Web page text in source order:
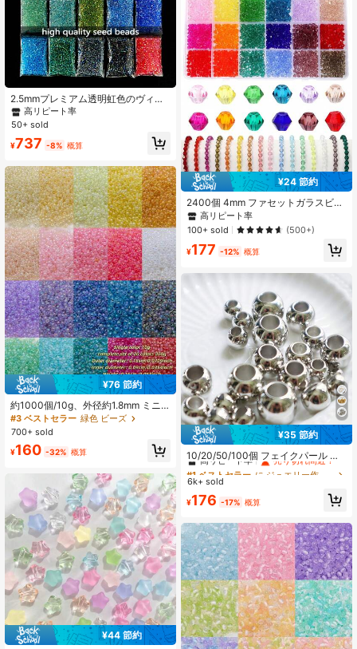
2.5mmプレミアム透明虹色のヴィン
テージシードビーズ 10,000個入りア
クセサリーメイキングキット、25色
DIYクラフト、アクセサリー、刺繍、
ス、家族や友人への贈り物用ビーズ
高リピート率
50+ sold
¥737 -8% 概算
¥76 節約
約1000個/10g、外径約1.8mm ミニ
カラーガラスシードビーズ、ハンド
メイドDIYに適し、ブレスレット、ネ
ックレス、リング、ウェアラブルの
作成に使用できます
#3 ベストセラー 緑色 ビーズ
700+ sold
¥160 -32% 概算
¥44 節約
¥24 節約
2400個 4mm ファセットガラスビー
ズセット、人工クリスタルカットビ
ーズ、ティアドロップラウンドビー
ズ、ABカラービーズ、スペーサービ
ーズ、ジュエリー作り、ブレスレッ
ト、リング、ネックレス、DIY用、1
高リピート率
100+ sold
(500+)
¥177 -12% 概算
¥35 節約
10/20/50/100個 フェイクパール 大
穴 プラスチックビーズ、シルバー/ゴ
ールドアクリルDIYルーズビーズ ジ
#1 ベストセラー
に ジュエリー作りに最適なアイテム ビーズ細工とジュエリー作り
高リピート率
売り切れ間近！
#1 ベストセラー
に ジュエリー作りに最適なアイテム ビーズ細工とジュエリー作り
高リピート率
#1 ベストセラー
に ジュエリー作りに最適なアイテム ビーズ細工とジュエリー作り
高リピート率
#1 ベストセラー
売り切れ間近！
6k+ sold
¥176 -17% 概算